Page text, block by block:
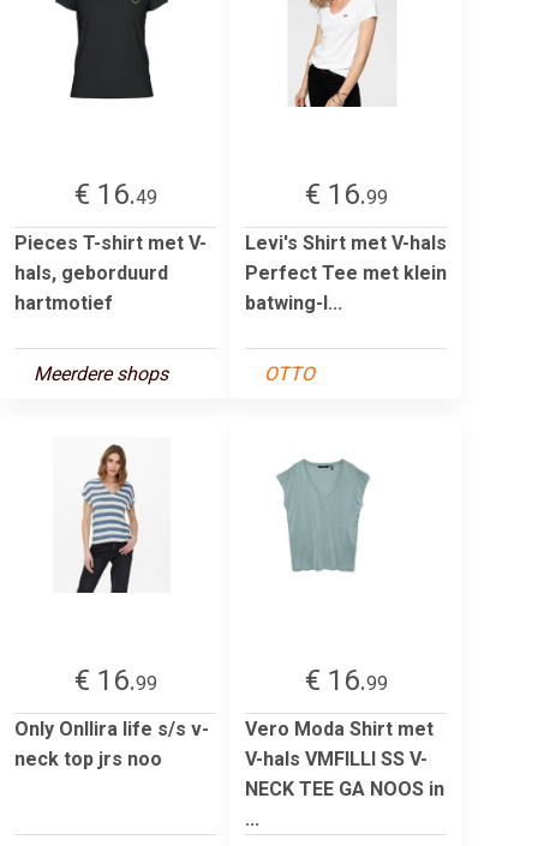
€ 16.49
Pieces T-shirt met V-
hals, geborduurd
hartmotief
Meerdere shops
€ 16.99
Levi's Shirt met V-hals
Perfect Tee met klein
batwing-l...
OTTO
€ 16.99
Only Onllira life s/s v-
neck top jrs noo
€ 16.99
Vero Moda Shirt met
V-hals VMFILLI SS V-
NECK TEE GA NOOS in
...